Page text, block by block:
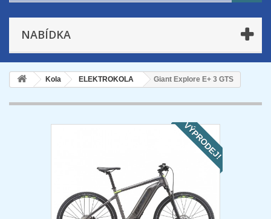
NABÍDKA
Kola ELEKTROKOLA Giant Explore E+ 3 GTS
VÝPRODEJ!